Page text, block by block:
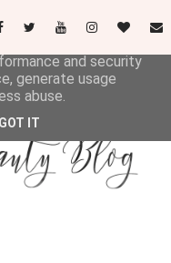
to deliver its services
and security
generate usage
abuse.
GOT IT